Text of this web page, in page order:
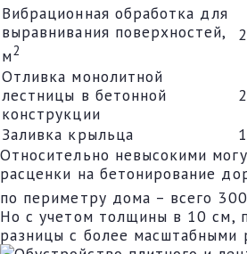
Вибрационная обработка для
выравнивания поверхностей,
м2
Отливка монолитной
лестницы в бетонной
конструкции
Заливка крыльца
Относительно невысокими
расценки на бетонирование
по периметру дома – всего
Но с учетом толщины в 10 см,
разницы с более масштабными